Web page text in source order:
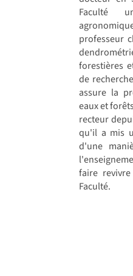
Faculté
professeur
forestières
de
assure la
eaux et
recteur
qu'il a mis
d'une
faire
Faculté.